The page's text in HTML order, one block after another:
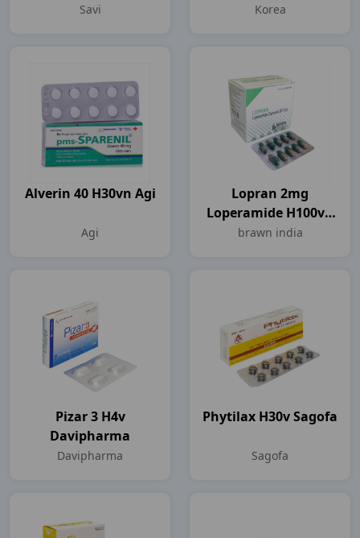
Savi Korea
Korea
Alverin 40 H30vn Agi
Agi
Lopran 2mg
Loperamide H100vn
Brawn India
brawn india
Pizar 3 H4v
Davipharma
Davipharma
Phytilax H30v Sagofa
Sagofa